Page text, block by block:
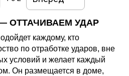
ОТТАЧИВАЕМ УДАР
каждому, кто
по отработке ударов, вне
условий и желает каждый
Он размещается в доме,